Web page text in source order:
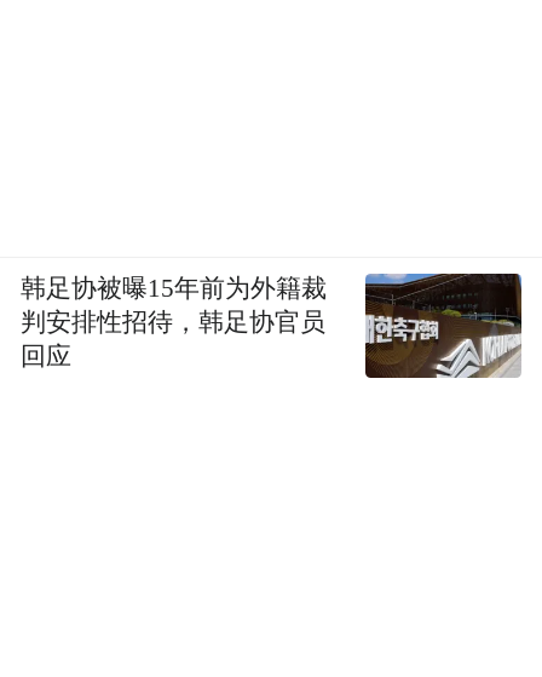
韩足协被曝15年前为外籍裁
判安排性招待，韩足协官员
回应